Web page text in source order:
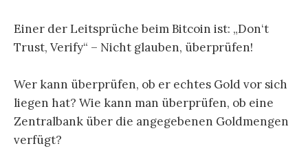
Einer der Leitsprüche beim Bitcoin ist: „Don‘t
Trust, Verify“ – Nicht glauben, überprüfen!
Wer kann überprüfen, ob er echtes Gold vor sich
liegen hat? Wie kann man überprüfen, ob eine
Zentralbank über die angegebenen Goldmengen
verfügt?